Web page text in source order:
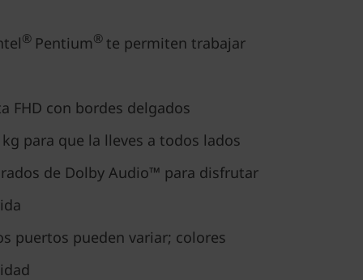
® Pentium® te permiten trabajar
FHD con bordes delgados
para que la lleves a todos lados
de Dolby Audio™ para disfrutar
puertos pueden variar; colores